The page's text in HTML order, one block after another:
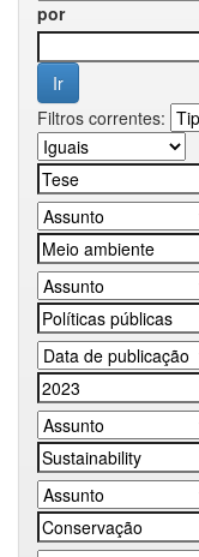
por
Filtros correntes: